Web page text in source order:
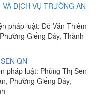
DỊCH VỤ TRƯỜNG AN
pháp luật: Đỗ Văn Thiêm
Giếng Đáy, Thành
QN
pháp luật: Phùng Thị Sen
Phường Giếng Đáy,